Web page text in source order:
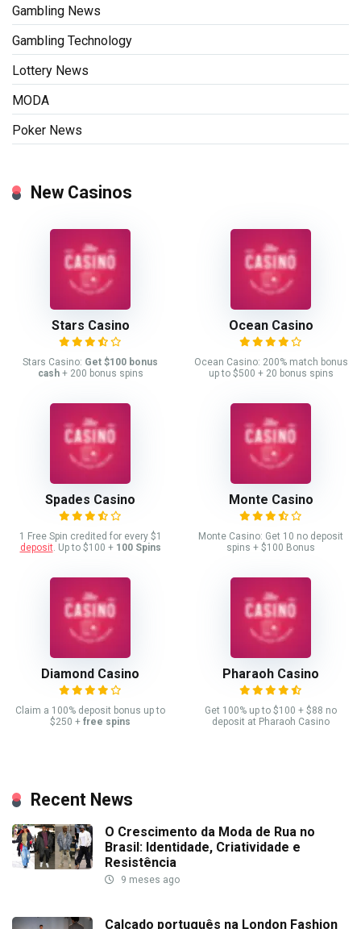
Gambling News
Gambling Technology
Lottery News
MODA
Poker News
New Casinos
Stars Casino
Stars Casino: Get $100 bonus
cash+ 200 bonus spins
Ocean Casino
Ocean Casino: 200% match bonus
up to $500 + 20 bonus spins
Spades Casino
1 Free Spin credited for every $1
deposit. Up to $100 + 100 Spins
Monte Casino
Monte Casino: Get 10 no deposit
spins + $100 Bonus
Diamond Casino
Claim a 100% deposit bonus up to
$250 + free spins
Pharaoh Casino
Get 100% up to $100 + $88 no
deposit at Pharaoh Casino
Recent News
O Crescimento da Moda de Rua no
Brasil: Identidade, Criatividade e
Resistência
9 meses ago
Calçado português na London Fashion